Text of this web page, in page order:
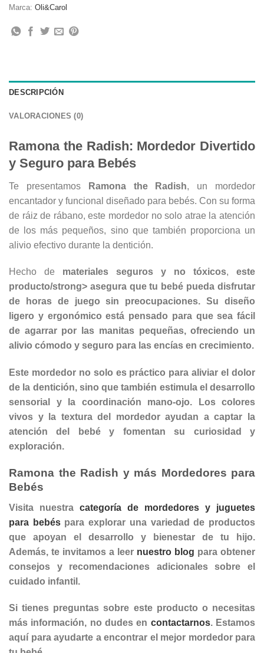
Marca: Oli&Carol
DESCRIPCIÓN
VALORACIONES (0)
Ramona the Radish: Mordedor Divertido
y Seguro para Bebés
Te presentamos Ramona the Radish, un mordedor
encantador y funcional diseñado para bebés. Con su forma
de ráiz de rábano, este mordedor no solo atrae la atención
de los más pequeños, sino que también proporciona un
alivio efectivo durante la dentición.
Hecho de materiales seguros y no tóxicos, este
producto/strong> asegura que tu bebé pueda disfrutar
de horas de juego sin preocupaciones. Su diseño
ligero y ergonómico está pensado para que sea fácil
de agarrar por las manitas pequeñas, ofreciendo un
alivio cómodo y seguro para las encías en crecimiento.
Este mordedor no solo es práctico para aliviar el dolor
de la dentición, sino que también estimula el desarrollo
sensorial
y la coordinación mano-ojo. Los colores
vivos y la textura del mordedor ayudan a captar la
atención del bebé y fomentan su curiosidad y
exploración.
Ramona the Radish y más Mordedores para
Bebés
Visita nuestra categoría de mordedores y juguetes
para bebéspara explorar una variedad de productos
que apoyan el desarrollo y bienestar de tu hijo.
Además, te invitamos a leer nuestro blog para obtener
consejos y recomendaciones adicionales sobre el
cuidado infantil.
Si tienes preguntas sobre este producto o necesitas
más información, no dudes en contactarnos. Estamos
aquí para ayudarte a encontrar el mejor mordedor para